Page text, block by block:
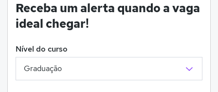
Receba um alerta quando a vaga
ideal chegar!
Nível do curso